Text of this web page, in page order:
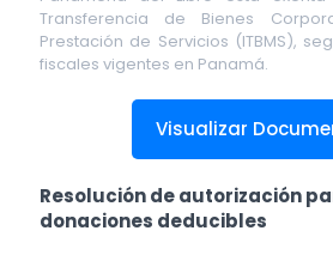
Transferencia de Bienes
Prestación de Servicios (ITBMS),
fiscales vigentes en Panamá.
Visualizar
Resolución de autorización
donaciones deducibles